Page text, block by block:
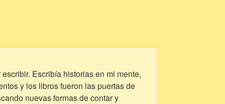
Escribía historias en mi mente,
y los libros fueron las puertas de
nuevas formas de contar y